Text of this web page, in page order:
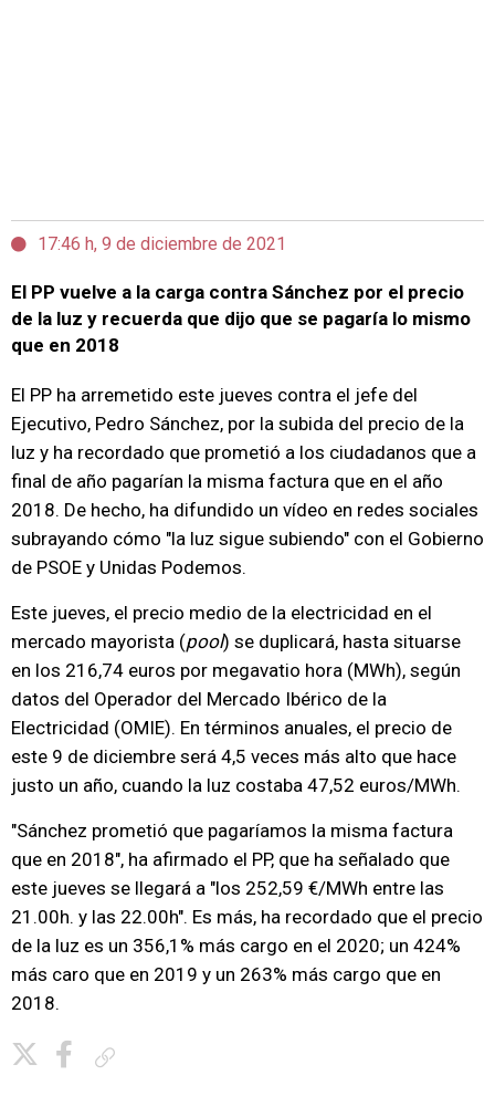
17:46 h, 9 de diciembre de 2021
El PP vuelve a la carga contra Sánchez por el precio
de la luz y recuerda que dijo que se pagaría lo mismo
que en 2018
El PP ha arremetido este jueves contra el jefe del
Ejecutivo, Pedro Sánchez, por la subida del precio de la
luz y ha recordado que prometió a los ciudadanos que a
final de año pagarían la misma factura que en el año
2018. De hecho, ha difundido un vídeo en redes sociales
subrayando cómo "la luz sigue subiendo" con el Gobierno
de PSOE y Unidas Podemos.
Este jueves, el precio medio de la electricidad en el
mercado mayorista (pool) se duplicará, hasta situarse
en los 216,74 euros por megavatio hora (MWh), según
datos del Operador del Mercado Ibérico de la
Electricidad (OMIE). En términos anuales, el precio de
este 9 de diciembre será 4,5 veces más alto que hace
justo un año, cuando la luz costaba 47,52 euros/MWh.
"Sánchez prometió que pagaríamos la misma factura
que en 2018", ha afirmado el PP, que ha señalado que
este jueves se llegará a "los 252,59 €/MWh entre las
21.00h. y las 22.00h". Es más, ha recordado que el precio
de la luz es un 356,1% más cargo en el 2020; un 424%
más caro que en 2019 y un 263% más cargo que en
2018.